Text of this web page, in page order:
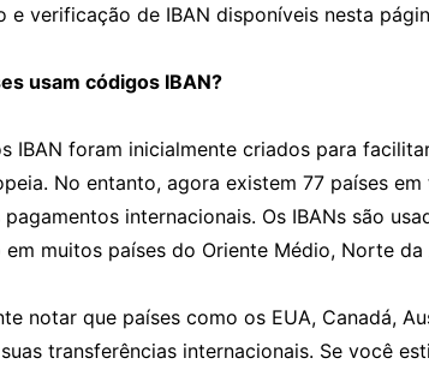
e verificação de IBAN disponíveis nesta
usam códigos IBAN?
IBAN foram inicialmente criados para
No entanto, agora existem 77 países
internacionais. Os IBANs são
em muitos países do Oriente Médio, Norte
notar que países como os EUA, Canadá,
transferências internacionais. Se você